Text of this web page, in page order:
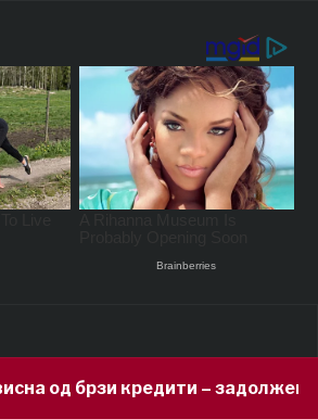
– задолжени 333 милиони евра